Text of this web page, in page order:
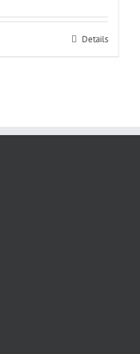
Details